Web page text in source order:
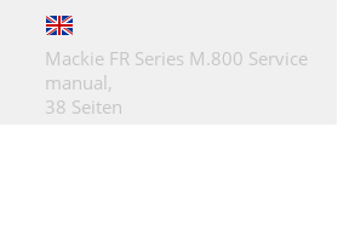
Mackie FR Series M.800 Service
manual,
38 Seiten